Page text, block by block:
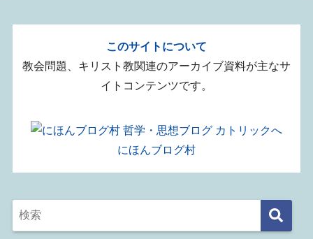
このサイトについて
教会問題、キリスト教関連のアーカイブ資料が主なサ
イトコンテンツです。
にほんブログ村